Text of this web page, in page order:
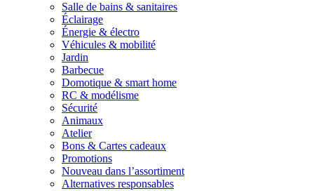
Salle de bains & sanitaires
Éclairage
Énergie & électro
Véhicules & mobilité
Jardin
Barbecue
Domotique & smart home
RC & modélisme
Sécurité
Animaux
Atelier
Bons & Cartes cadeaux
Promotions
Nouveau dans l’assortiment
Alternatives responsables